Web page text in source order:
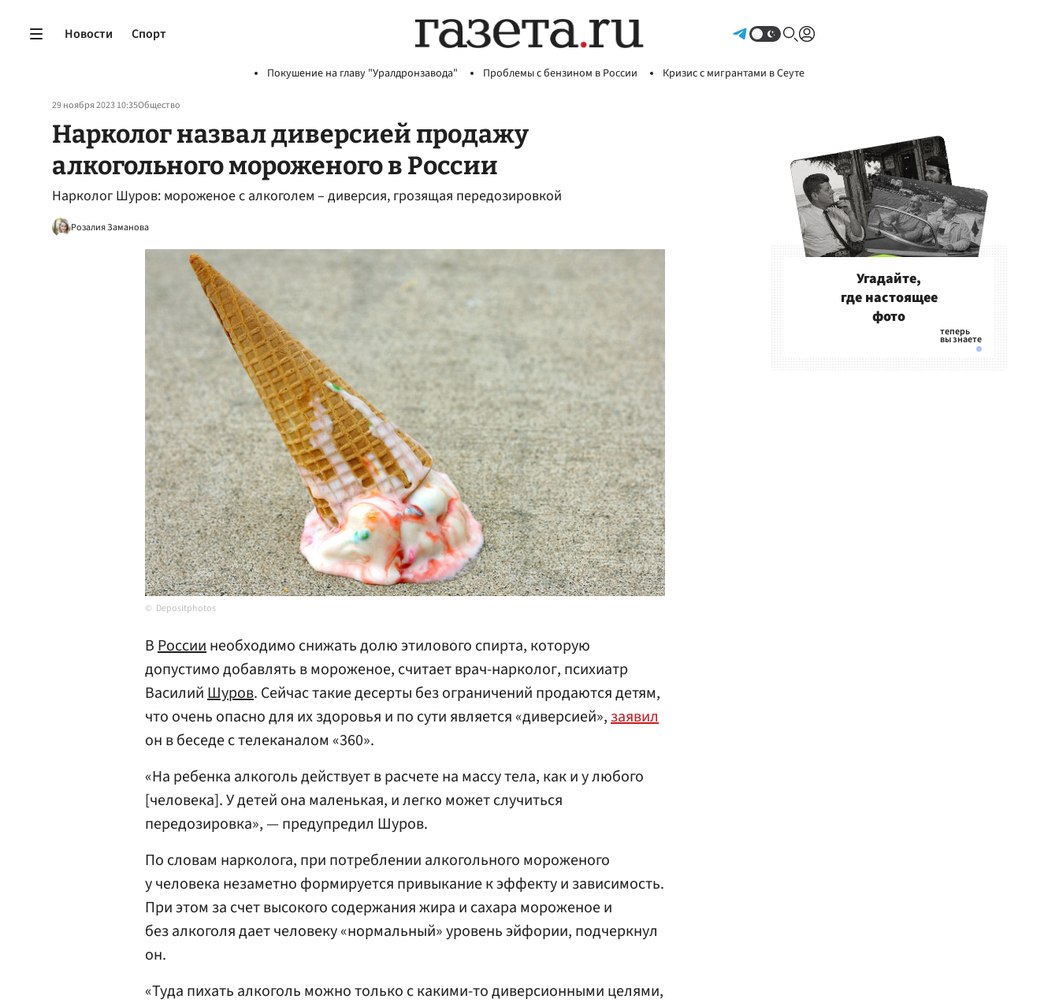
Новости Спорт
Покушение на главу "Уралдронзавода" Проблемы с бензином в России Кризис с мигрантами в Сеуте
29 ноября 2023 10:35Общество
Нарколог назвал диверсией продажу
алкогольного мороженого в России
Нарколог Шуров: мороженое с алкоголем – диверсия, грозящая передозировкой
Розалия Заманова
Depositphotos
ВРоссиинеобходимо снижать долю этилового спирта, которую
допустимо добавлять в мороженое, считает врач-нарколог, психиатр
ВасилийШуров. Сейчас такие десерты без ограничений продаются детям,
что очень опасно для их здоровья и по сути является «диверсией»,заявил
он в беседе с телеканалом «360».
«На ребенка алкоголь действует в расчете на массу тела, как и у любого
[человека]. У детей она маленькая, и легко может случиться
передозировка», — предупредил Шуров.
По словам нарколога, при потреблении алкогольного мороженого
у человека незаметно формируется привыкание к эффекту и зависимость.
При этом за счет высокого содержания жира и сахара мороженое и
без алкоголя дает человеку «нормальный» уровень эйфории, подчеркнул
он.
«Туда пихать алкоголь можно только с какими-то диверсионными целями,
Угадайте,
где настоящее
фото